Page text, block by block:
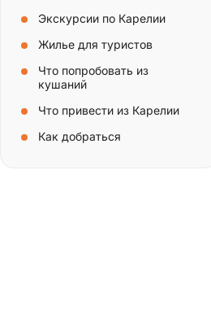
Экскурсии по Карелии
Жилье для туристов
Что попробовать из
кушаний
Что привести из Карелии
Как добраться